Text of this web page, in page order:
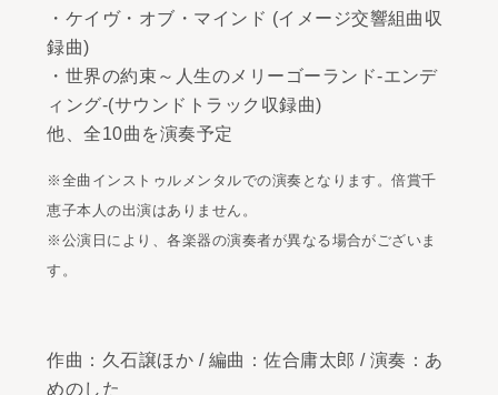
・ケイヴ・オブ・マインド (イメージ交響組曲収
録曲)
・世界の約束～人生のメリーゴーランド-エンデ
ィング-(サウンドトラック収録曲)
他、全10曲を演奏予定
※全曲インストゥルメンタルでの演奏となります。倍賞千
恵子本人の出演はありません。
※公演日により、各楽器の演奏者が異なる場合がございま
す。
作曲：久石譲ほか / 編曲：佐合庸太郎 / 演奏：あ
めのした